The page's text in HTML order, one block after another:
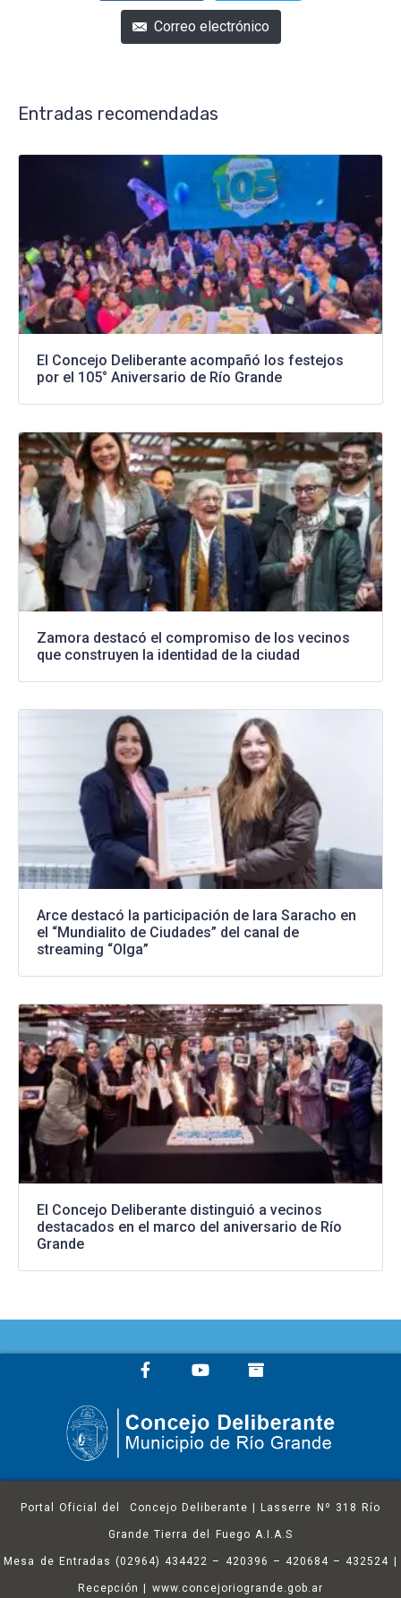
Correo electrónico
Entradas recomendadas
El Concejo Deliberante acompañó los festejos
por el 105° Aniversario de Río Grande
Zamora destacó el compromiso de los vecinos
que construyen la identidad de la ciudad
Arce destacó la participación de Iara Saracho en
el “Mundialito de Ciudades” del canal de
streaming “Olga”
El Concejo Deliberante distinguió a vecinos
destacados en el marco del aniversario de Río
Grande
Portal Oficial del Concejo Deliberante | Lasserre Nº 318 Río
Grande Tierra del Fuego A.I.A.S
Mesa de Entradas (02964) 434422 – 420396 – 420684 – 432524 |
Recepción | www.concejoriogrande.gob.ar